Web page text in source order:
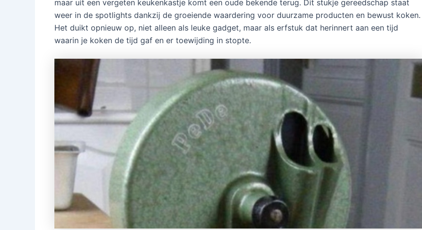
maar uit een vergeten keukenkastje komt een oude bekende terug. Dit stukje gereedschap staat
weer in de spotlights dankzij de groeiende waardering voor duurzame producten en bewust koken.
Het duikt opnieuw op, niet alleen als leuke gadget, maar als erfstuk dat herinnert aan een tijd
waarin je koken de tijd gaf en er toewijding in stopte.